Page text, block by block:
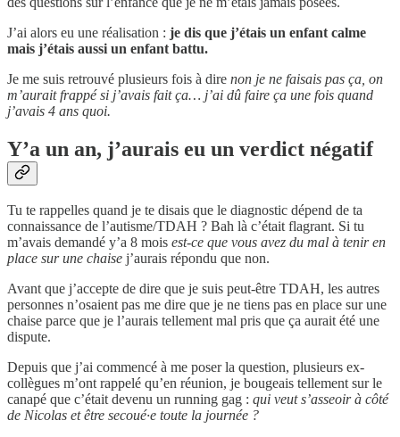
J’ai alors eu une réalisation : je dis que j’étais un enfant calme
mais j’étais aussi un enfant battu.
Je me suis retrouvé plusieurs fois à dire non je ne faisais pas ça, on
m’aurait frappé si j’avais fait ça… j’ai dû faire ça une fois quand
j’avais 4 ans quoi.
Y’a un an, j’aurais eu un verdict négatif
Tu te rappelles quand je te disais que le diagnostic dépend de ta
connaissance de l’autisme/TDAH ? Bah là c’était flagrant. Si tu
m’avais demandé y’a 8 mois est-ce que vous avez du mal à tenir en
place sur une chaise j’aurais répondu que non.
Avant que j’accepte de dire que je suis peut-être TDAH, les autres
personnes n’osaient pas me dire que je ne tiens pas en place sur une
chaise parce que je l’aurais tellement mal pris que ça aurait été une
dispute.
Depuis que j’ai commencé à me poser la question, plusieurs ex-
collègues m’ont rappelé qu’en réunion, je bougeais tellement sur le
canapé que c’était devenu un running gag : qui veut s’asseoir à côté
de Nicolas et être secoué·e toute la journée ?